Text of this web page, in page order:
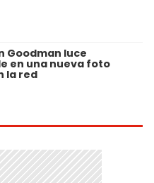
Goodman luce
en una nueva foto
la red